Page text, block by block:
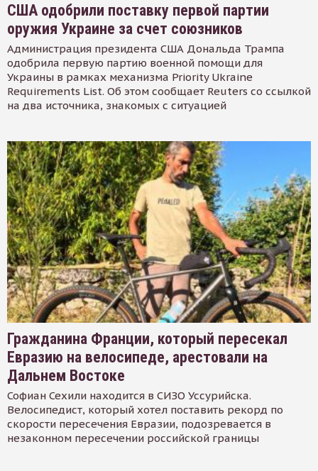
США одобрили поставку первой партии
оружия Украине за счет союзников
Администрация президента США Дональда Трампа
одобрила первую партию военной помощи для
Украины в рамках механизма Priority Ukraine
Requirements List. Об этом сообщает Reuters со ссылкой
на два источника, знакомых с ситуацией
Гражданина Франции, который пересекал
Евразию на велосипеде, арестовали на
Дальнем Востоке
Софиан Сехили находится в СИЗО Уссурийска.
Велосипедист, который хотел поставить рекорд по
скорости пересечения Евразии, подозревается в
незаконном пересечении российской границы